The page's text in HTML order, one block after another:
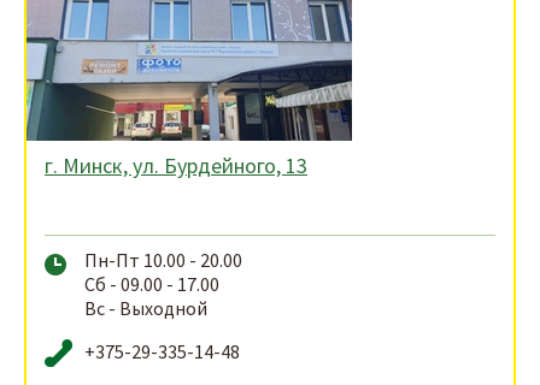
г. Минск, ул. Бурдейного, 13
Пн-Пт 10.00 - 20.00
Сб - 09.00 - 17.00
Вс - Выходной
+375-29-335-14-48